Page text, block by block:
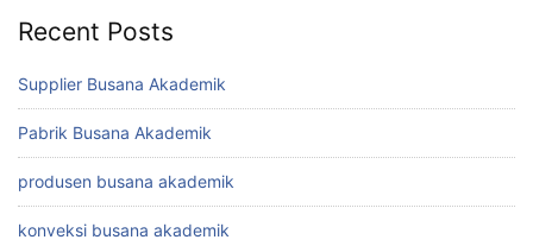
Recent Posts
Supplier Busana Akademik
Pabrik Busana Akademik
produsen busana akademik
konveksi busana akademik